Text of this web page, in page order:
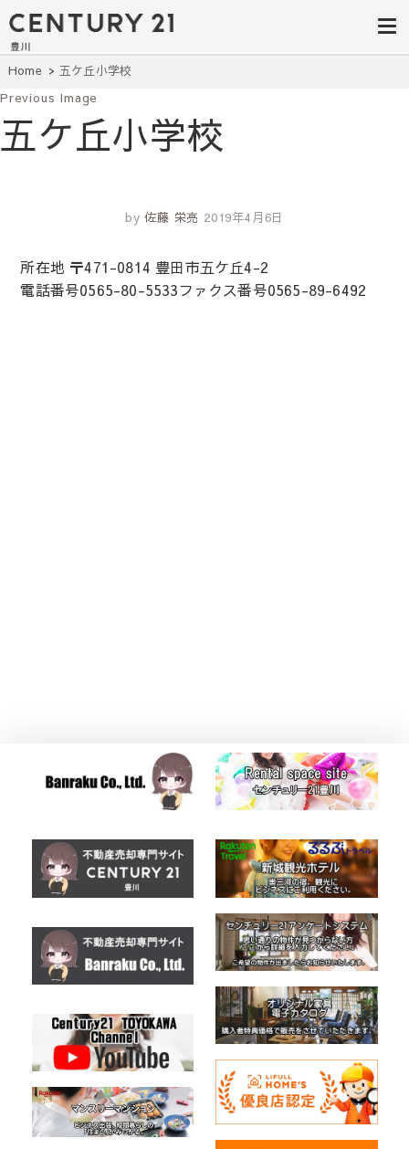
豊田市の中古
住宅・土地・
リノベ物件探
し｜センチュ
リー21豊川
建て・土地探しはセンチュリー21豊
川へ。豊田市内の最新物件情報を随
時更新中！駅近、建築条件無し、ペ
ット可、学区別など、お客様のこだ
単検索。
Home 五ケ丘小学校
Previous Image
五ケ丘小学校
by 佐藤 栄亮 2019年4月6日
所在地 〒471-0814 豊田市五ケ丘4-2
電話番号0565-80-5533ファクス番号0565-89-6492